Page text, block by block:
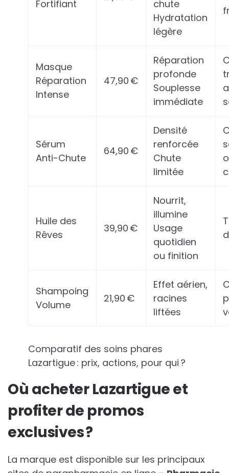
Fortifiant
chute
Hydratation
légère
Masque
Réparation
Intense
47,90 €
Réparation
profonde
Souplesse
immédiate
Sérum
Anti-Chute
64,90 €
Densité
renforcée
Chute
limitée
Huile des
Rêves
39,90 €
Nourrit,
illumine
Usage
quotidien
ou finition
Shampoing
Volume
21,90 €
Effet aérien,
racines
liftées
Comparatif des soins phares
Lazartigue : prix, actions, pour qui ?
Où acheter Lazartigue et
profiter de promos
exclusives ?
La marque est disponible sur les principaux